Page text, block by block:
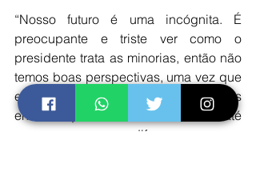
“Nosso futuro é uma incógnita. É
preocupante e triste ver como o
presidente trata as minorias, então não
temos boas perspectivas, uma vez que
ele diz que todos somos iguais, mas
entendo que isso é uma realidade até
que nossas diferenças nos